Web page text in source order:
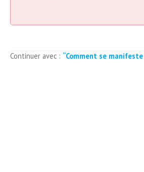
Continuer avec : “Comment se